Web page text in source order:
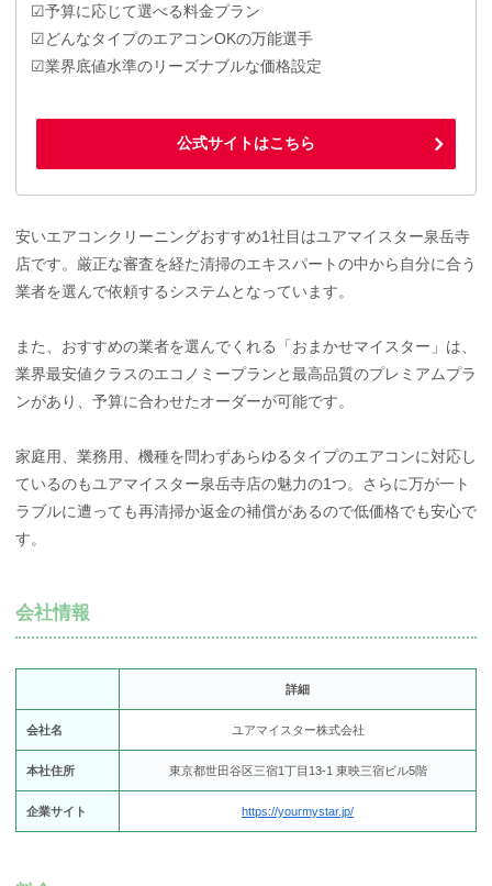
☑予算に応じて選べる料金プラン
☑どんなタイプのエアコンOKの万能選手
☑業界底値水準のリーズナブルな価格設定
公式サイトはこちら
安いエアコンクリーニングおすすめ1社目はユアマイスター泉岳寺
店です。厳正な審査を経た清掃のエキスパートの中から自分に合う
業者を選んで依頼するシステムとなっています。
また、おすすめの業者を選んでくれる「おまかせマイスター」は、
業界最安値クラスのエコノミープランと最高品質のプレミアムプラ
ンがあり、予算に合わせたオーダーが可能です。
家庭用、業務用、機種を問わずあらゆるタイプのエアコンに対応し
ているのもユアマイスター泉岳寺店の魅力の1つ。さらに万が一ト
ラブルに遭っても再清掃か返金の補償があるので低価格でも安心で
す。
会社情報
詳細
会社名 ユアマイスター株式会社
本社住所 東京都世田谷区三宿1丁目13-1 東映三宿ビル5階
企業サイト https://yourmystar.jp/